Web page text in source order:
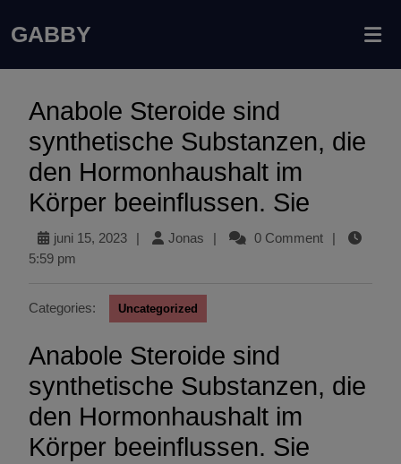
GABBY
Anabole Steroide sind
synthetische Substanzen, die
den Hormonhaushalt im
Körper beeinflussen. Sie
juni 15, 2023 | Jonas | 0 Comment
|
5:59 pm
Categories: Uncategorized
Anabole Steroide sind
synthetische Substanzen, die
den Hormonhaushalt im
Körper beeinflussen. Sie